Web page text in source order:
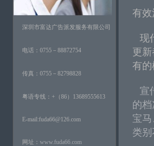
深圳市富达广告派发服务有限公司
电话：0755－88872754
传真：0755－82798828
粤语专线：+（86）13689555613
E-mail:fuda66@126.com
网址： www.fuda66.com
有
现
更
有
宣
的
宝
类别